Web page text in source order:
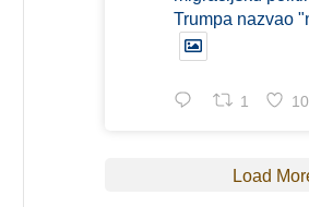
Trumpa nazvao
1 10
Load